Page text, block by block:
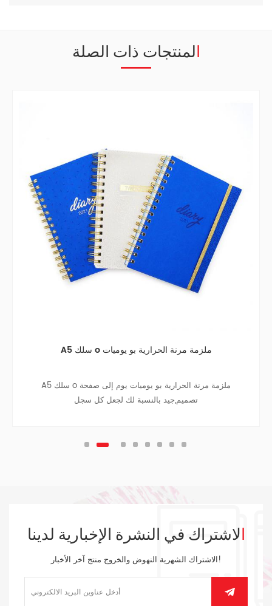
المنتجات ذات الصلة
A5 سلك o ملزمة مرنة الحرارية بو يوميات
A5 سلك o ملزمة مرنة الحرارية بو يوميات يوم إلى صفحة
تصميم,جيد بالنسبة لك لجعل كل سجل
الاشتراك في النشرة الإخبارية لدينا
الاشتراك الشهرية النهوض والخروج منتج آخر الأخبار!